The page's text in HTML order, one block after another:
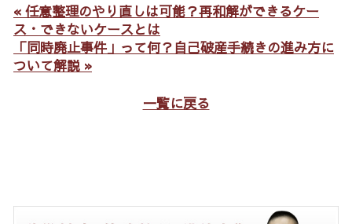
« 任意整理のやり直しは可能？再和解ができるケー
ス・できないケースとは
「同時廃止事件」って何？自己破産手続きの進み方に
ついて解説 »
一覧に戻る